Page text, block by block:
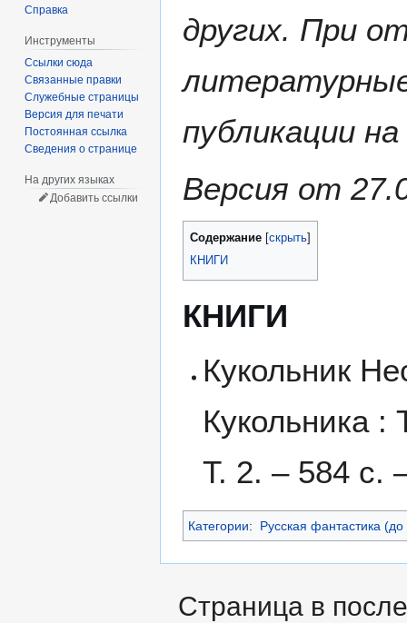
других. При
литературные
публикации
Версия от
Содержание
КНИГИ
КНИГИ
Кукольник
Кукольника
Т. 2. – 584 с.
Категории: Русская фантастика
Справка
Инструменты
Ссылки сюда
Связанные правки
Служебные страницы
Версия для печати
Постоянная ссылка
Сведения о странице
На других языках
Добавить ссылки
Страница в